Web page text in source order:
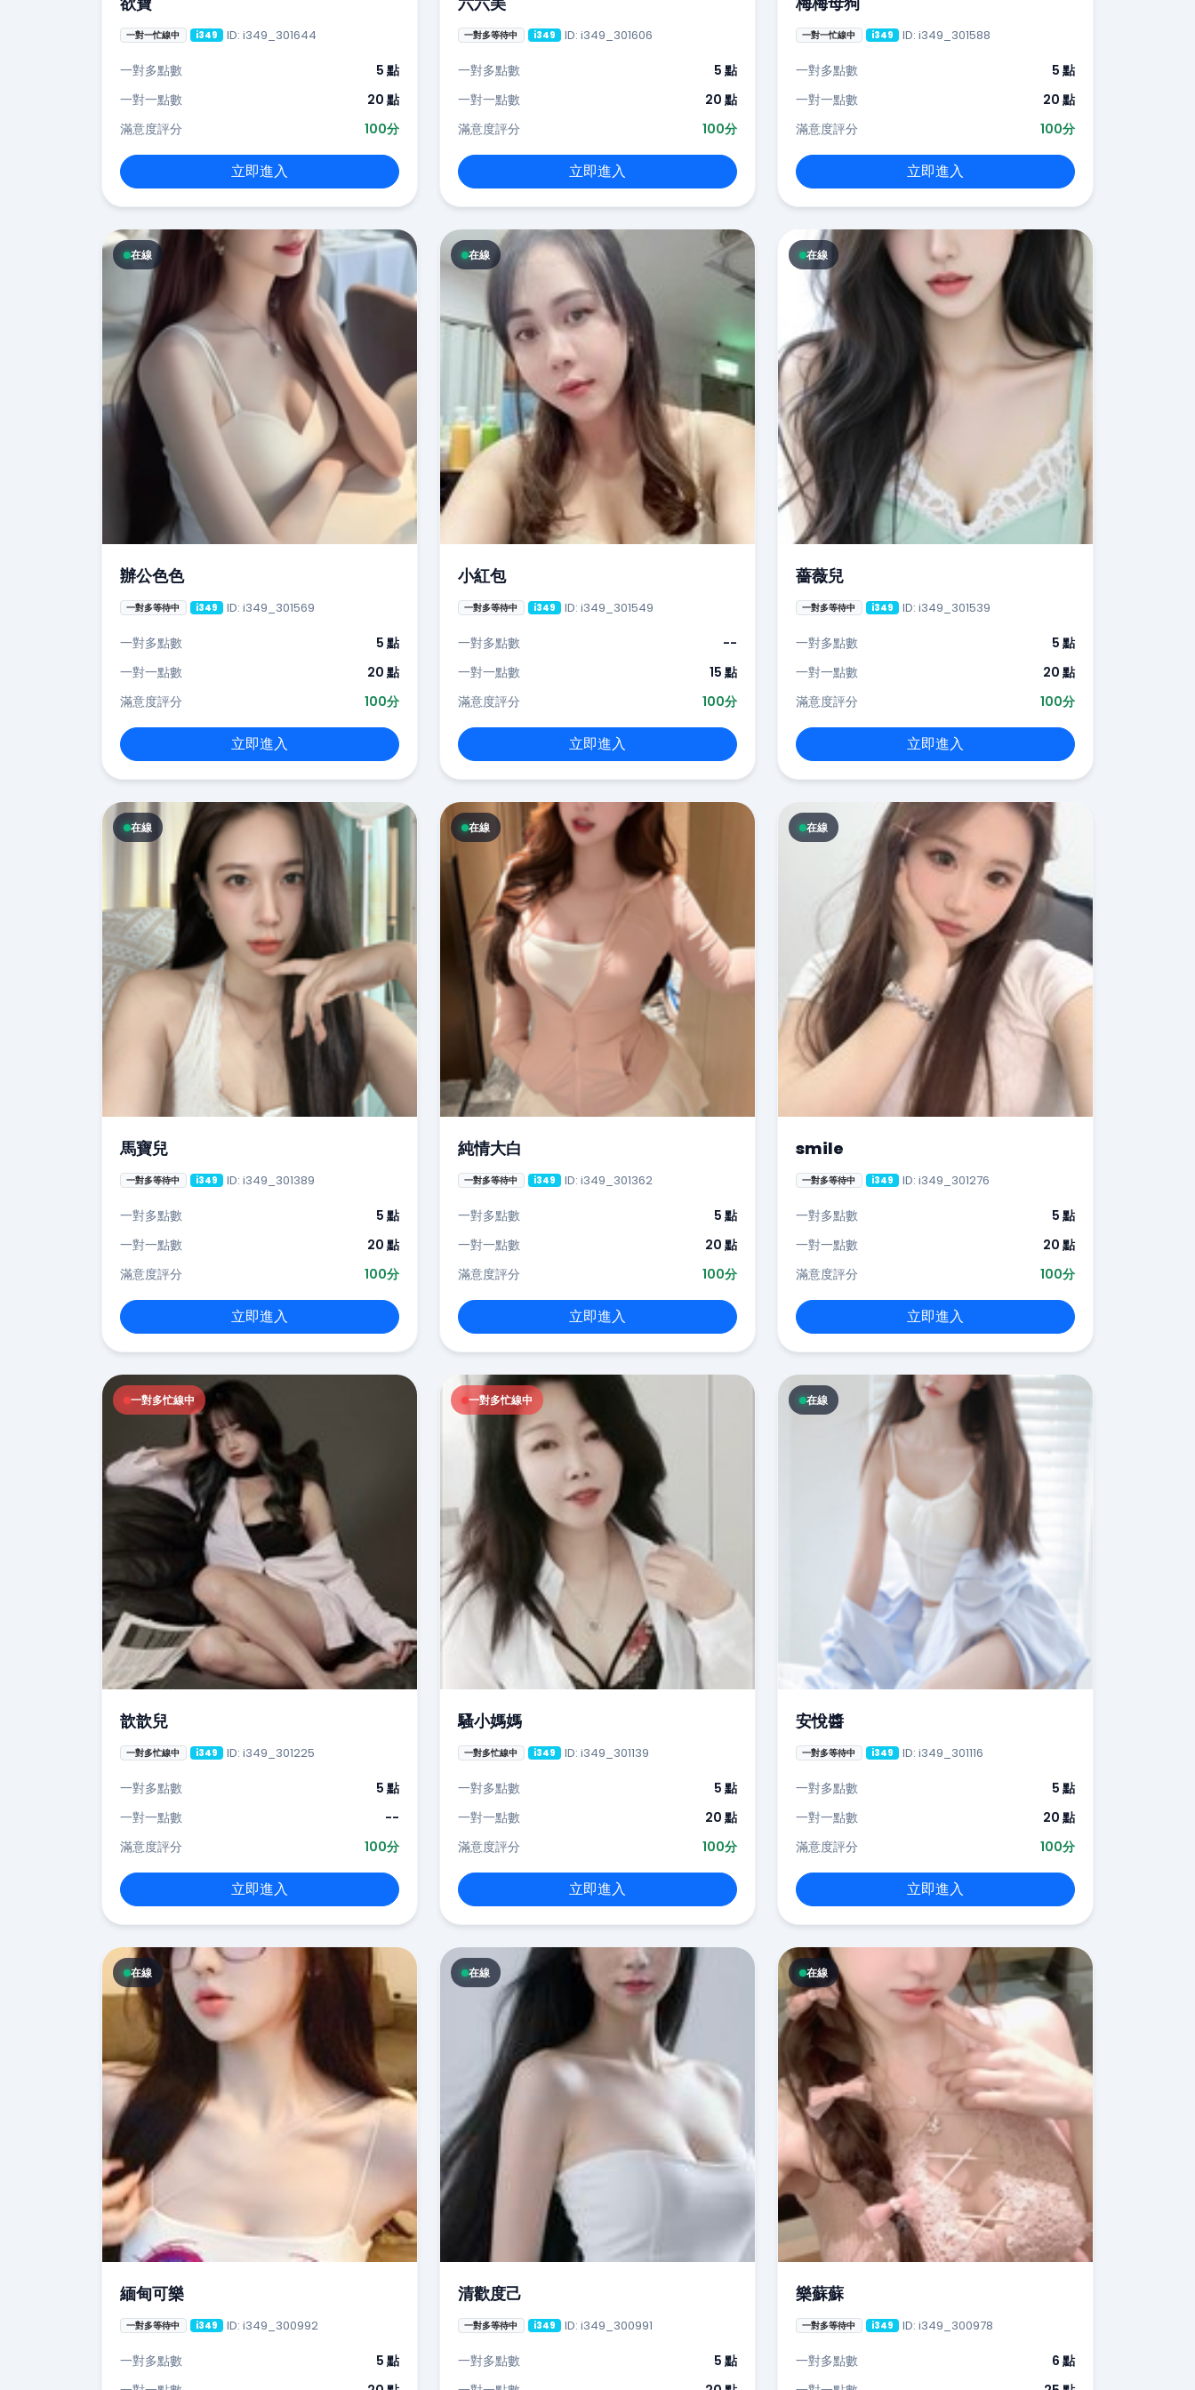
一對一忙線中 i349 ID: i349_301644
一對多點數
5 點
一對一點數
20 點
滿意度評分
100分
立即進入
一對多等待中 i349 ID: i349_301606
一對多點數
5 點
一對一點數
20 點
滿意度評分
100分
立即進入
一對一忙線中 i349 ID: i349_301588
一對多點數
5 點
一對一點數
20 點
滿意度評分
100分
立即進入
在線
辦公色色
一對多等待中 i349 ID: i349_301569
一對多點數
5 點
一對一點數
20 點
滿意度評分
100分
立即進入
在線
小紅包
一對多等待中 i349 ID: i349_301549
一對多點數
--
一對一點數
15 點
滿意度評分
100分
立即進入
在線
薔薇兒
一對多等待中 i349 ID: i349_301539
一對多點數
5 點
一對一點數
20 點
滿意度評分
100分
立即進入
在線
馬寶兒
一對多等待中 i349 ID: i349_301389
一對多點數
5 點
一對一點數
20 點
滿意度評分
100分
立即進入
在線
純情大白
一對多等待中 i349 ID: i349_301362
一對多點數
5 點
一對一點數
20 點
滿意度評分
100分
立即進入
在線
smile
一對多等待中 i349 ID: i349_301276
一對多點數
5 點
一對一點數
20 點
滿意度評分
100分
立即進入
一對多忙線中
歆歆兒
一對多忙線中 i349 ID: i349_301225
一對多點數
5 點
一對一點數
--
滿意度評分
100分
立即進入
一對多忙線中
騷小媽媽
一對多忙線中 i349 ID: i349_301139
一對多點數
5 點
一對一點數
20 點
滿意度評分
100分
立即進入
在線
安悅醬
一對多等待中 i349 ID: i349_301116
一對多點數
5 點
一對一點數
20 點
滿意度評分
100分
立即進入
在線
緬甸可樂
一對多等待中 i349 ID: i349_300992
一對多點數
5 點
在線
清歡度己
一對多等待中 i349 ID: i349_300991
一對多點數
5 點
在線
樂蘇蘇
一對多等待中 i349 ID: i349_300978
一對多點數
6 點